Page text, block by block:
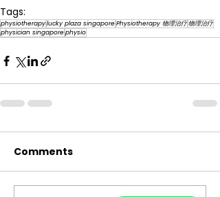
Tags:
physiotherapylucky plaza singaporePhysiotherapy 物理治疗物理治疗
physician singaporephysio
Comments